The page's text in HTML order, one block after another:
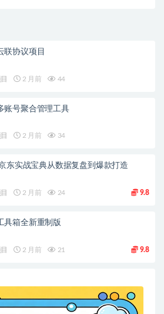
联协议项目
2 月前 44
账号聚合管理工具
2 月前 34
东实战宝典从数据复盘到爆款打造
2 月前 24 9.8
具箱全新重制版
2 月前 21 9.8